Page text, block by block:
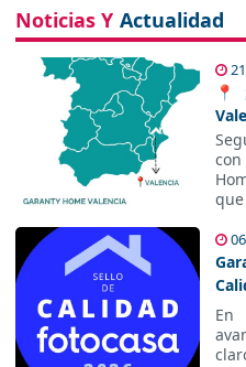
Noticias Y Actualidad
📍
En